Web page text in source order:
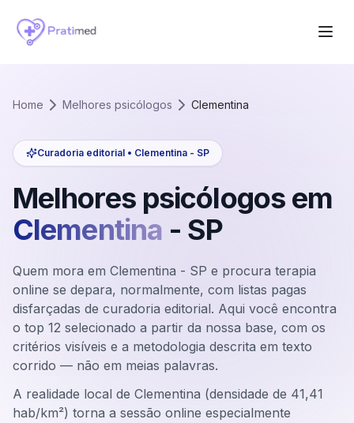
Home Melhores psicólogos Clementina
Curadoria editorial • Clementina - SP
Melhores psicólogos em
Clementina - SP
Quem mora em Clementina - SP e procura terapia
online se depara, normalmente, com listas pagas
disfarçadas de curadoria editorial. Aqui você encontra
o top 12 selecionado a partir da nossa base, com os
critérios visíveis e a metodologia descrita em texto
corrido — não em meias palavras.
A realidade local de Clementina (densidade de 41,41
hab/km²) torna a sessão online especialmente